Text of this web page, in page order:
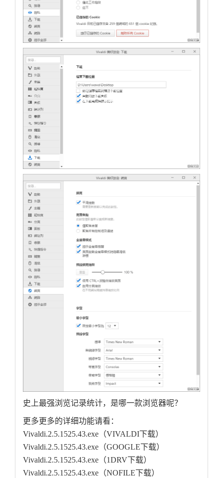
史上最强浏览记录统计，是哪一款浏览器呢？
更多更多的详细功能请看：
Vivaldi.2.5.1525.43.exe（VIVALDI下载）
Vivaldi.2.5.1525.43.exe（GOOGLE下载）
Vivaldi.2.5.1525.43.exe（1DRV下载）
Vivaldi.2.5.1525.43.exe（NOFILE下载）